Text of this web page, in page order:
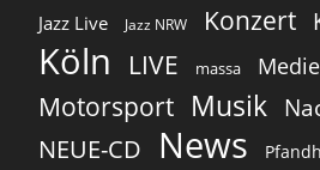
Jazz Live Jazz NRW Konzert
Köln LIVE massa
Motorsport Musik
NEUE-CD
News